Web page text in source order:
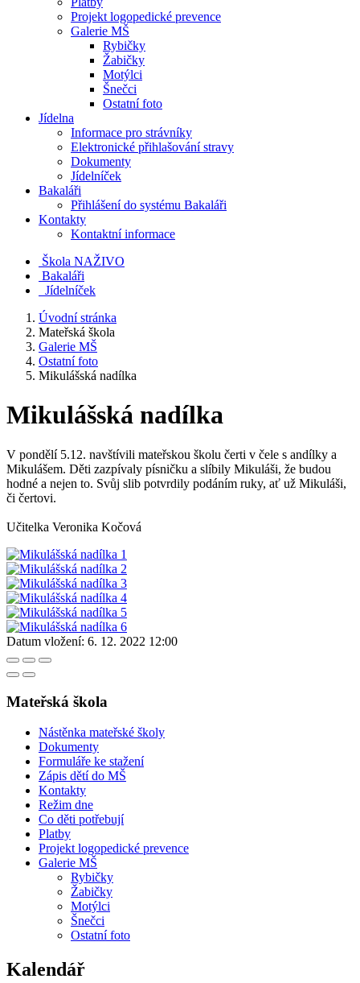
Projekt logopedické prevence
Galerie MŠ
Rybičky
Žabičky
Motýlci
Šnečci
Ostatní foto
Jídelna
Informace pro strávníky
Elektronické přihlašování stravy
Dokumenty
Jídelníček
Bakaláři
Přihlášení do systému Bakaláři
Kontakty
Kontaktní informace
Škola NAŽIVO
Bakaláři
Jídelníček
Úvodní stránka
Mateřská škola
Galerie MŠ
Ostatní foto
Mikulášská nadílka
Mikulášská nadílka
V pondělí 5.12. navštívili mateřskou školu čerti v čele s andílky a
Mikulášem. Děti zazpívaly písničku a slíbily Mikuláši, že budou
hodné a nejen to. Svůj slib potvrdily podáním ruky, ať už Mikuláši,
či čertovi.
Učitelka Veronika Kočová
Datum vložení: 6. 12. 2022 12:00
Mateřská škola
Nástěnka mateřské školy
Dokumenty
Formuláře ke stažení
Zápis dětí do MŠ
Kontakty
Režim dne
Co děti potřebují
Platby
Projekt logopedické prevence
Galerie MŠ
Rybičky
Žabičky
Motýlci
Šnečci
Ostatní foto
Kalendář